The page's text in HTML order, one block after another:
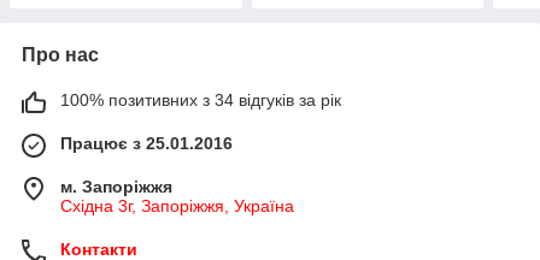
Про нас
100% позитивних з 34 відгуків за рік
Працює з 25.01.2016
м. Запоріжжя
Східна 3г, Запоріжжя, Україна
Контакти